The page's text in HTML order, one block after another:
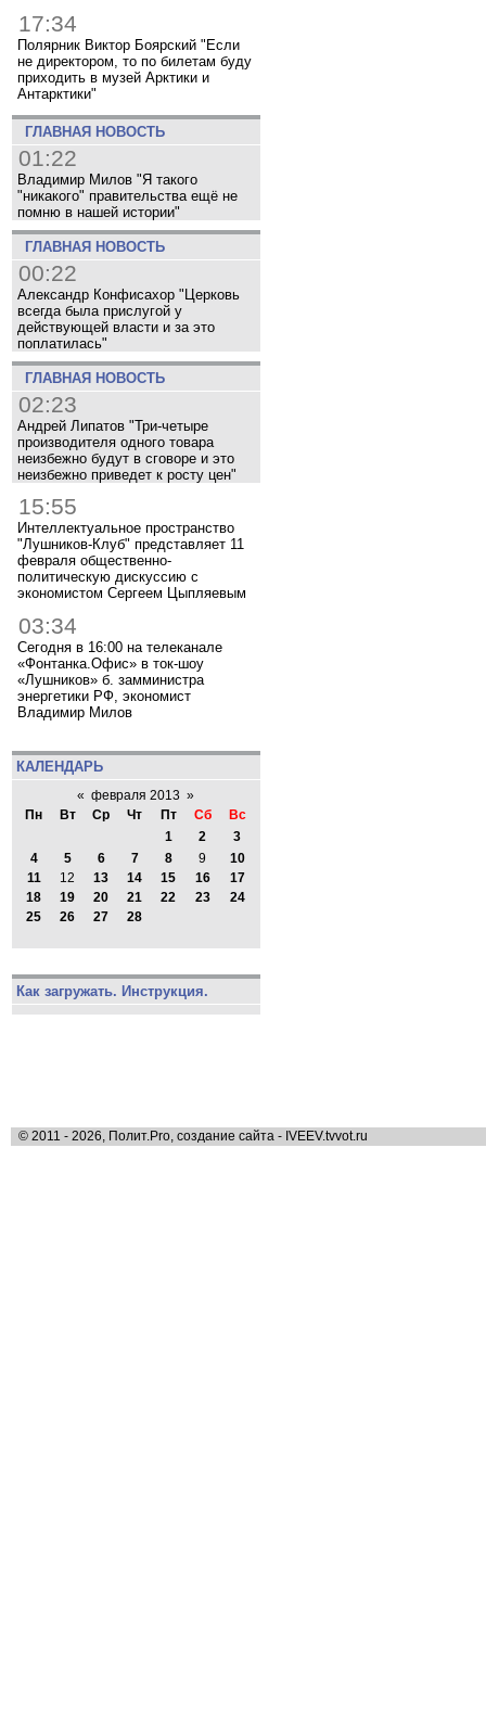
17:34
Полярник Виктор Боярский "Если
не директором, то по билетам буду
приходить в музей Арктики и
Антарктики"
ГЛАВНАЯ НОВОСТЬ
01:22
Владимир Милов "Я такого
"никакого" правительства ещё не
помню в нашей истории"
ГЛАВНАЯ НОВОСТЬ
00:22
Александр Конфисахор "Церковь
всегда была прислугой у
действующей власти и за это
поплатилась"
ГЛАВНАЯ НОВОСТЬ
02:23
Андрей Липатов "Три-четыре
производителя одного товара
неизбежно будут в сговоре и это
неизбежно приведет к росту цен"
15:55
Интеллектуальное пространство
"Лушников-Клуб" представляет 11
февраля общественно-
политическую дискуссию с
экономистом Сергеем Цыпляевым
03:34
Сегодня в 16:00 на телеканале
«Фонтанка.Офис» в ток-шоу
«Лушников» б. замминистра
энергетики РФ, экономист
Владимир Милов
КАЛЕНДАРЬ
« февраля 2013 »
Пн
Вт Ср Чт Пт Сб
Вс
1
2
3
4
5 6 7 8 9
10
11
12 13 14 15 16
17
18
19 20 21 22 23
24
25
26 27 28
Как загружать. Инструкция.
© 2011 - 2026, Полит.Pro, создание сайта - IVEEV.tvvot.ru